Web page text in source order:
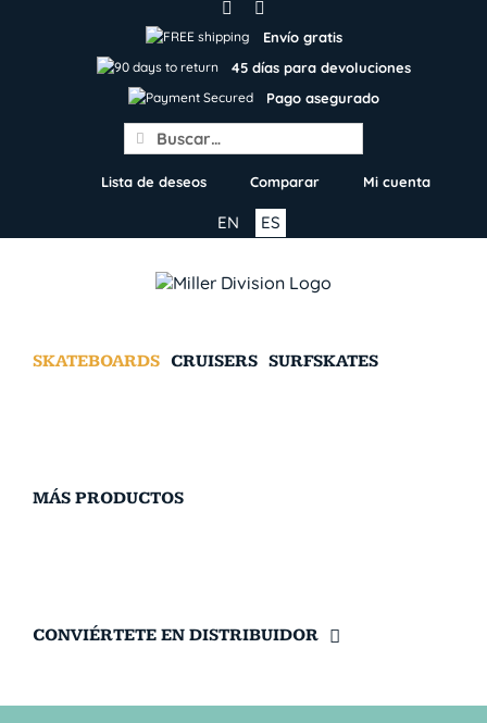
Envío gratis
45 días para devoluciones
Pago asegurado
Search
for:
Lista de deseos Comparar Mi cuenta
ES
EN
SKATEBOARDS CRUISERS SURFSKATES
MÁS PRODUCTOS
CONVIÉRTETE EN DISTRIBUIDOR